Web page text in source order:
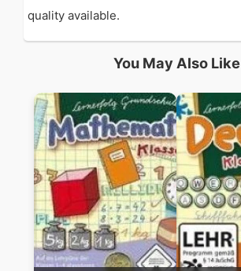
quality available.
You May Also Like